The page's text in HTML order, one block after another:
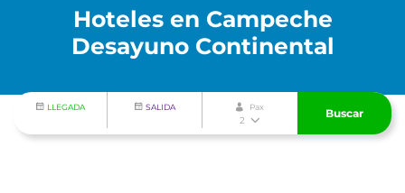
Hoteles en Campeche
Desayuno Continental
LLEGADA SALIDA Pax
2
Buscar